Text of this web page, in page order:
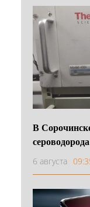
В
сероводорода
6 августа